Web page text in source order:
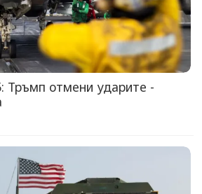
Тръмп отмени ударите -